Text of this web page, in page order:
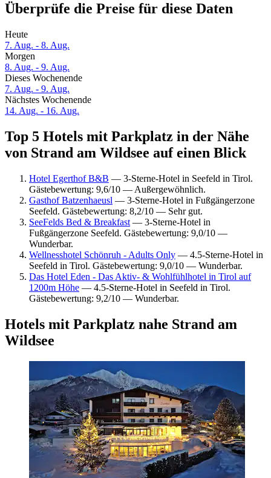
Überprüfe die Preise für diese Daten
Heute
7. Aug. - 8. Aug.
Morgen
8. Aug. - 9. Aug.
Dieses Wochenende
7. Aug. - 9. Aug.
Nächstes Wochenende
14. Aug. - 16. Aug.
Top 5 Hotels mit Parkplatz in der Nähe
von Strand am Wildsee auf einen Blick
Hotel Egerthof B&B — 3-Sterne-Hotel in Seefeld in Tirol.
Gästebewertung: 9,6/10 — Außergewöhnlich.
Gasthof Batzenhaeusl — 3-Sterne-Hotel in Fußgängerzone
Seefeld. Gästebewertung: 8,2/10 — Sehr gut.
SeeFelds Bed & Breakfast — 3-Sterne-Hotel in
Fußgängerzone Seefeld. Gästebewertung: 9,0/10 —
Wunderbar.
Wellnesshotel Schönruh - Adults Only — 4.5-Sterne-Hotel in
Seefeld in Tirol. Gästebewertung: 9,0/10 — Wunderbar.
Das Hotel Eden - Das Aktiv- & Wohlfühlhotel in Tirol auf
1200m Höhe — 4.5-Sterne-Hotel in Seefeld in Tirol.
Gästebewertung: 9,2/10 — Wunderbar.
Hotels mit Parkplatz nahe Strand am
Wildsee